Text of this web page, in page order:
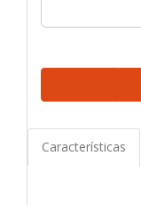
Características